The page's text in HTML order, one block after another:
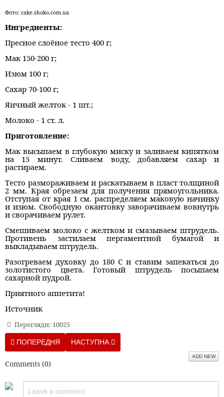
Фото: cake.shoko.com.ua
Ингредиенты:
Пресное слоёное тесто 400 г;
Мак 150-200 г;
Изюм 100 г;
Сахар 70-100 г;
Яичный желток - 1 шт.;
Молоко - 1 ст. л.
Приготовление:
Мак высыпаем в глубокую миску и заливаем кипятком
на 15 минут. Сливаем воду, добавляем сахар и
растираем.
Тесто размораживаем и раскатываем в пласт толщиной
2 мм. Края обрезаем для получения прямоугольника.
Отступая от края 1 см. распределяем маковую начинку
и изюм. Свободную окантовку заворачиваем вовнутрь
и сворачиваем рулет.
Смешиваем молоко с желтком и смазываем штрудель.
Противень застилаем пергаментной бумагой и
выкладываем штрудель.
Разогреваем духовку до 180 С и ставим запекаться до
золотистого цвета. Готовый штрудель посыпаем
сахарной пудрой.
Приятного аппетита!
Источник
Перегляди: 10025
ПОПЕРЕДНЯ СТАТТЯ: ПОЛЕЗНЫЕ КОНФЕТЫ ИЗ
ПОПЕРЕДНЯ НАСТУПНА СТАТТЯ: ТЫКВЕННЫЕ БУЛОЧКИ
НАСТУПНА
Comments (0)
ADD NEW